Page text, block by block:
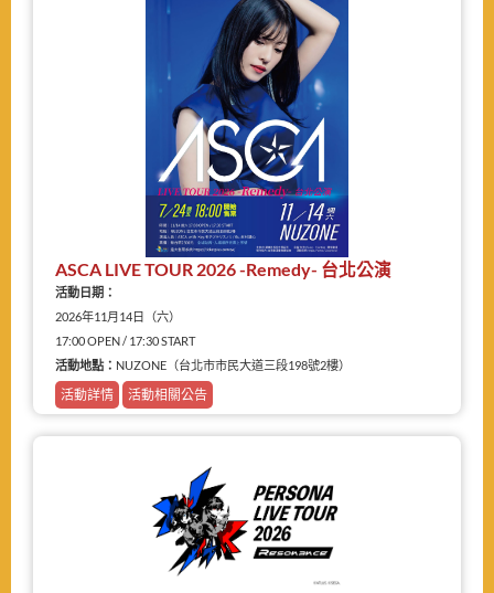
ASCA LIVE TOUR 2026 -Remedy- 台北公演
活動日期：
2026年11月14日（六）
17:00 OPEN / 17:30 START
活動地點： NUZONE（台北市市民大道三段198號2樓）
活動詳情 活動相關公告